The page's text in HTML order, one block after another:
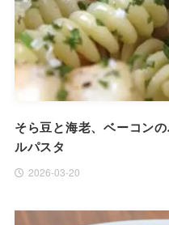
そら豆と海老、ベーコン
ルパスタ
2026-03-20